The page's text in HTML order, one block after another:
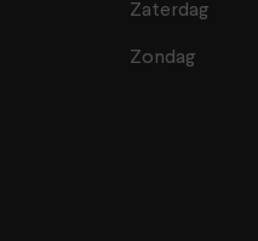
Zaterdag
Zondag